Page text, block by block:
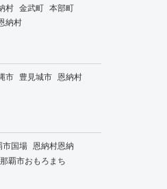
村 金武町 本部町
納村
市 豊見城市 恩納村
市国場 恩納村恩納
那覇市おもろまち